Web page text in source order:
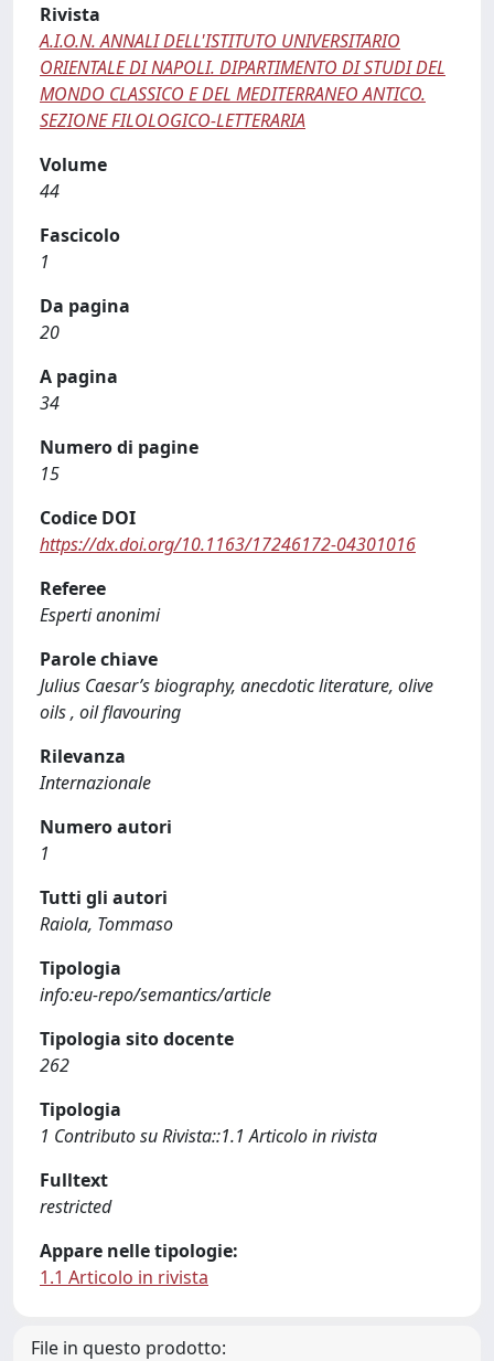
Rivista
A.I.O.N. ANNALI DELL'ISTITUTO UNIVERSITARIO
ORIENTALE DI NAPOLI. DIPARTIMENTO DI STUDI DEL
MONDO CLASSICO E DEL MEDITERRANEO ANTICO.
SEZIONE FILOLOGICO-LETTERARIA
Volume
44
Fascicolo
1
Da pagina
20
A pagina
34
Numero di pagine
15
Codice DOI
https://dx.doi.org/10.1163/17246172-04301016
Referee
Esperti anonimi
Parole chiave
Julius Caesar’s biography, anecdotic literature, olive
oils , oil flavouring
Rilevanza
Internazionale
Numero autori
1
Tutti gli autori
Raiola, Tommaso
Tipologia
info:eu-repo/semantics/article
Tipologia sito docente
262
Tipologia
1 Contributo su Rivista::1.1 Articolo in rivista
Fulltext
restricted
Appare nelle tipologie:
1.1 Articolo in rivista
File in questo prodotto: